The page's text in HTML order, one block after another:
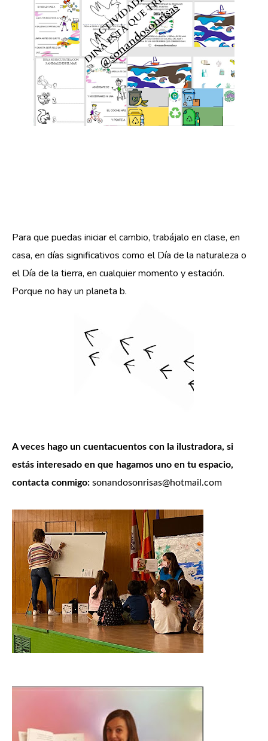
Para que puedas iniciar el cambio, trabájalo en clase, en
casa, en días significativos como el Día de la naturaleza o
el Día de la tierra, en cualquier momento y estación.
Porque no hay un planeta b.
A veces hago un cuentacuentos con la ilustradora, si
estás interesado en que hagamos uno en tu espacio,
contacta conmigo: sonandosonrisas@hotmail.com